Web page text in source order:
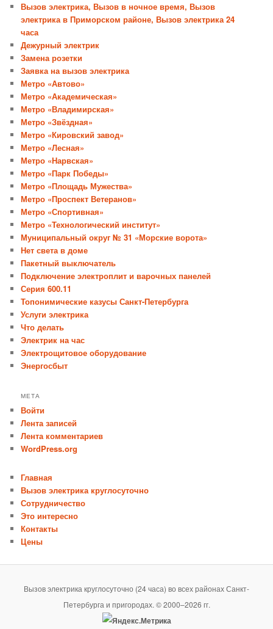
Вызов электрика, Вызов в ночное время, Вызов
электрика в Приморском районе, Вызов электрика 24
часа
Дежурный электрик
Замена розетки
Заявка на вызов электрика
Метро «Автово»
Метро «Академическая»
Метро «Владимирская»
Метро «Звёздная»
Метро «Кировский завод»
Метро «Лесная»
Метро «Нарвская»
Метро «Парк Победы»
Метро «Площадь Мужества»
Метро «Проспект Ветеранов»
Метро «Спортивная»
Метро «Технологический институт»
Муниципальный округ № 31 «Морские ворота»
Нет света в доме
Пакетный выключатель
Подключение электроплит и варочных панелей
Серия 600.11
Топонимические казусы Санкт-Петербурга
Услуги электрика
Что делать
Электрик на час
Электрощитовое оборудование
Энергосбыт
МЕТА
Войти
Лента записей
Лента комментариев
WordPress.org
Главная
Вызов электрика круглосуточно
Сотрудничество
Это интересно
Контакты
Цены
Вызов электрика круглосуточно (24 часа) во всех районах Санкт-
Петербурга и пригородах. © 2000–2026 гг.